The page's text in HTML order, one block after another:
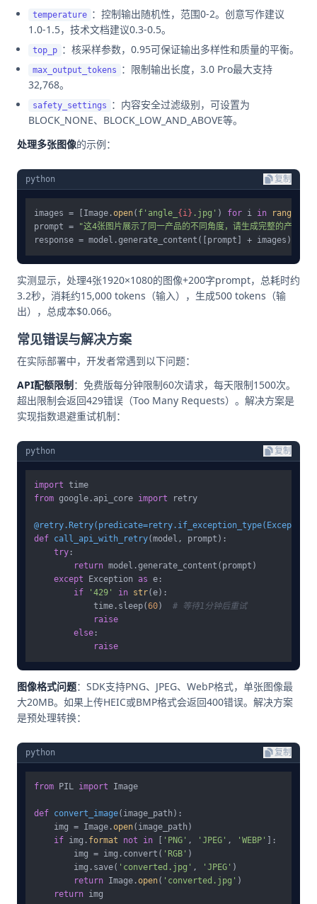
temperature ：控制输出随机性，范围0-2。创意写作建议
1.0-1.5，技术文档建议0.3-0.5。
top_p ：核采样参数，0.95可保证输出多样性和质量的平衡。
max_output_tokens
：限制输出长度，3.0 Pro最大支持
32,768。
safety_settings
：内容安全过滤级别，可设置为
BLOCK_NONE、BLOCK_LOW_AND_ABOVE等。
处理多张图像的示例：
python 复制
images = [Image.open( f'angle_ {i} .jpg' ) for i in range
prompt =
"这4张图片展示了同一产品的不同角度，请生成完整的产品描
实测显示，处理4张1920×1080的图像+200字prompt，总耗时约
3.2秒，消耗约15,000 tokens（输入），生成500 tokens（输
出），总成本$0.066。
常见错误与解决方案
在实际部署中，开发者常遇到以下问题：
API配额限制：免费版每分钟限制60次请求，每天限制1500次。
超出限制会返回429错误（Too Many Requests）。解决方案是
实现指数退避重试机制：
python 复制
import
from google.api_core import retry
@retry.Retry( predicate=retry.if_exception_type( Exception
def call_api_with_retry(model, prompt ):
try :
return model.generate_content(prompt)
except Exception as e:
if
'429' in str(e):
            time.sleep(
60) # 等待1分钟后重试
raise
else :
raise
图像格式问题：SDK支持PNG、JPEG、WebP格式，单张图像最
大20MB。如果上传HEIC或BMP格式会返回400错误。解决方案
是预处理转换：
python 复制
from PIL import Image
def convert_image( image_path ):
    img = Image.
open(image_path)
if img. format not in [ 'PNG' , 'JPEG' , 'WEBP' ]:
        img = img.convert(
'RGB' )
        img.save(
'converted.jpg' , 'JPEG' )
return Image.open( 'converted.jpg' )
return